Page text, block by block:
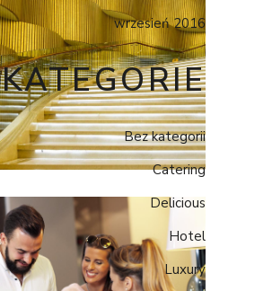
wrzesień 2016
KATEGORIE
Bez kategorii
Catering
Delicious
Hotel
Luxury